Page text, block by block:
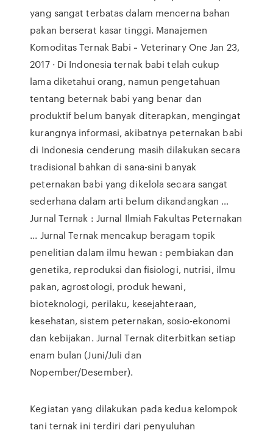
yang sangat terbatas dalam mencerna bahan
pakan berserat kasar tinggi. Manajemen
Komoditas Ternak Babi ~ Veterinary One Jan 23,
2017 · Di Indonesia ternak babi telah cukup
lama diketahui orang, namun pengetahuan
tentang beternak babi yang benar dan
produktif belum banyak diterapkan, mengingat
kurangnya informasi, akibatnya peternakan babi
di Indonesia cenderung masih dilakukan secara
tradisional bahkan di sana-sini banyak
peternakan babi yang dikelola secara sangat
sederhana dalam arti belum dikandangkan …
Jurnal Ternak : Jurnal Ilmiah Fakultas Peternakan
... Jurnal Ternak mencakup beragam topik
penelitian dalam ilmu hewan : pembiakan dan
genetika, reproduksi dan fisiologi, nutrisi, ilmu
pakan, agrostologi, produk hewani,
bioteknologi, perilaku, kesejahteraan,
kesehatan, sistem peternakan, sosio-ekonomi
dan kebijakan. Jurnal Ternak diterbitkan setiap
enam bulan (Juni/Juli dan
Nopember/Desember).
Kegiatan yang dilakukan pada kedua kelompok
tani ternak ini terdiri dari penyuluhan